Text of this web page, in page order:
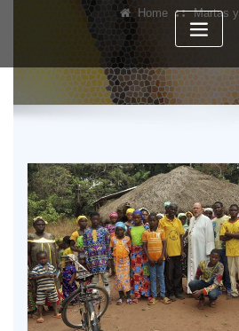
Home Martas